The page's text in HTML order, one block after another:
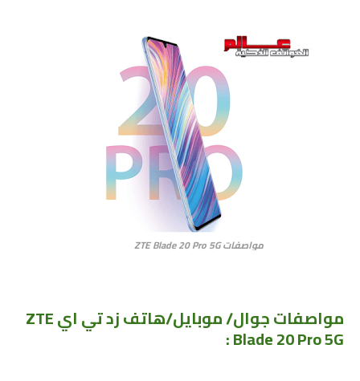
مواصفات ZTE Blade 20 Pro 5G
مواصفات جوال/ موبايل/هاتف زد تي اي ZTE
Blade 20 Pro 5G :